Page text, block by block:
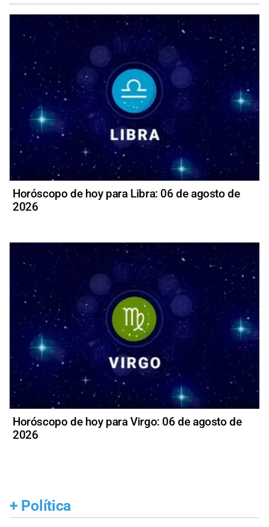
Horóscopo de hoy para Libra: 06 de agosto de
2026
Horóscopo de hoy para Virgo: 06 de agosto de
2026
+ Política